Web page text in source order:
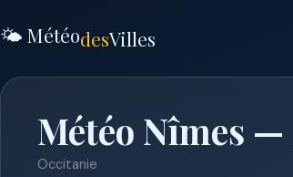
🌤️ MétéodesVilles
Météo Nîmes —
Occitanie